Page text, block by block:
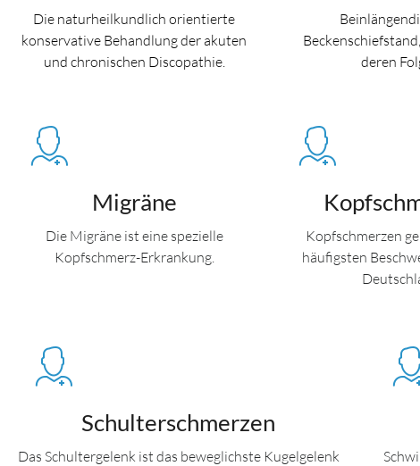
Die naturheilkundlich orientierte
konservative Behandlung der akuten
und chronischen Discopathie.
Migräne
Die Migräne ist eine spezielle
Kopfschmerz-Erkrankung.
deren
Kopfschmerzen
häufigsten
Schulterschmerzen
Das Schultergelenk ist das beweglichste Kugelgelenk